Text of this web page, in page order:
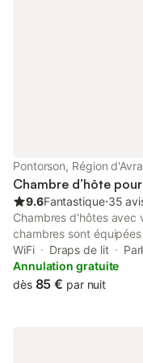
Pontorson, Région
Chambre d’hôte
9.6Fantastique⋅35
Chambres d'hôtes avec
chambres sont
pour les petits
sur Le Mont Saint-
voitures Nous sommes
WiFi Draps de lit
Annulation gratuite
dès 85 € par nuit